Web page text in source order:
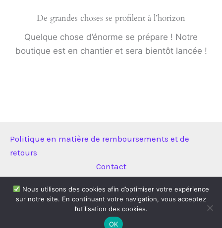
De grandes choses se profilent à l’horizon
Quelque chose d’énorme se prépare ! Notre
boutique est en chantier et sera bientôt lancée !
Politique en matière de remboursements et de
retours
Contact
Copyright © 2026 Technitool | Propulsé parThème WordPress
Astra
Nous utilisons des cookies afin d’optimiser votre expérience
sur notre site. En continuant votre navigation, vous acceptez
l’utilisation des cookies.
OK